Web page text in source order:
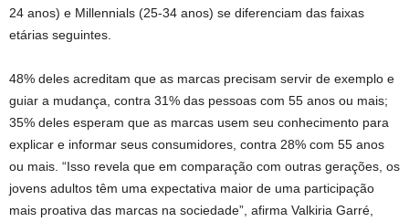
24 anos) e Millennials (25-34 anos) se diferenciam das faixas
etárias seguintes.
48% deles acreditam que as marcas precisam servir de exemplo e
guiar a mudança, contra 31% das pessoas com 55 anos ou mais;
35% deles esperam que as marcas usem seu conhecimento para
explicar e informar seus consumidores, contra 28% com 55 anos
ou mais. “Isso revela que em comparação com outras gerações, os
jovens adultos têm uma expectativa maior de uma participação
mais proativa das marcas na sociedade”, afirma Valkiria Garré,